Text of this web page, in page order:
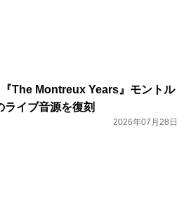
The Montreux Years』モントル
イブ音源を復刻
2026年07月28日